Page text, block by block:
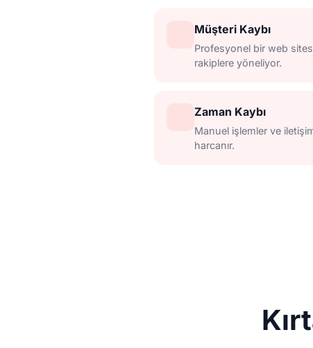
Müşteri Kaybı
Profesyonel bir web
rakiplere yöneliyor.
Zaman Kaybı
Manuel işlemler ve
harcanır.